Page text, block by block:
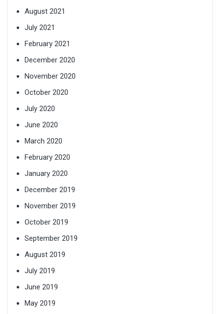
August 2021
July 2021
February 2021
December 2020
November 2020
October 2020
July 2020
June 2020
March 2020
February 2020
January 2020
December 2019
November 2019
October 2019
September 2019
August 2019
July 2019
June 2019
May 2019